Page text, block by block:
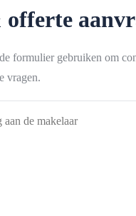
formulier gebruiken om
vragen.